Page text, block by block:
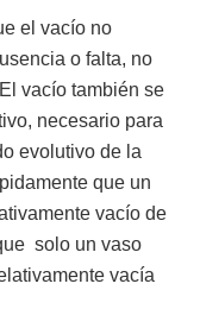
el vacío no
o falta, no
vacío también se
necesario para
evolutivo de la
que un
vacío de
solo un vaso
vacía